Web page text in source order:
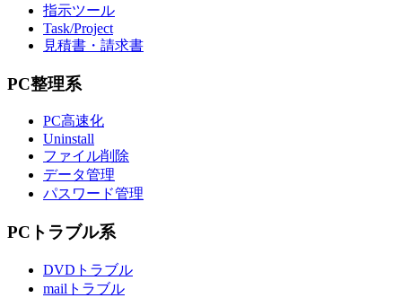
指示ツール
Task/Project
見積書・請求書
PC整理系
PC高速化
Uninstall
ファイル削除
データ管理
パスワード管理
PCトラブル系
DVDトラブル
mailトラブル